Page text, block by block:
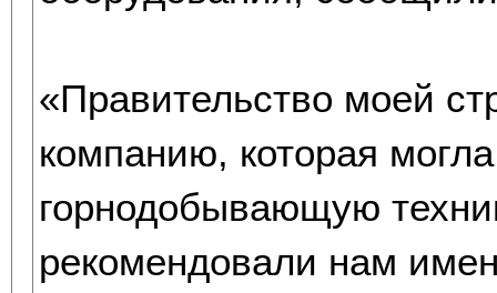
«Правительство моей
компанию, которая
горнодобывающую
рекомендовали нам